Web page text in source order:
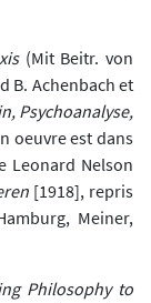
(Mit Beitr. von
B. Achenbach et
Psychoanalyse,
oeuvre est dans
Leonard Nelson
[1918], repris
Meiner,
Philosophy to